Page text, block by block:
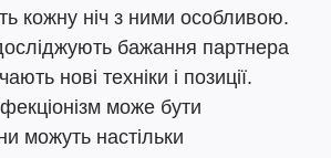
кожну ніч з ними особливою.
бажання партнера
нові техніки і позиції.
може бути
можуть настільки